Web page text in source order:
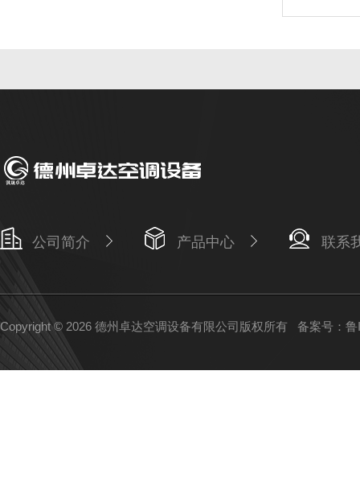
公司简介 产品中心 联系
Copyright © 2026 德州卓达空调设备有限公司版权所有 备案号：